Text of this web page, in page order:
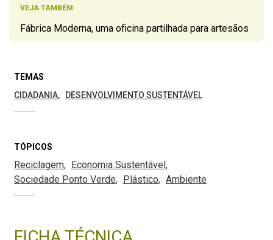
VEJA TAMBÉM
Fábrica Moderna, uma oficina partilhada para artesãos
TEMAS
CIDADANIA
DESENVOLVIMENTO SUSTENTÁVEL
TÓPICOS
Reciclagem
Economia Sustentável
Sociedade Ponto Verde
Plástico Ambiente